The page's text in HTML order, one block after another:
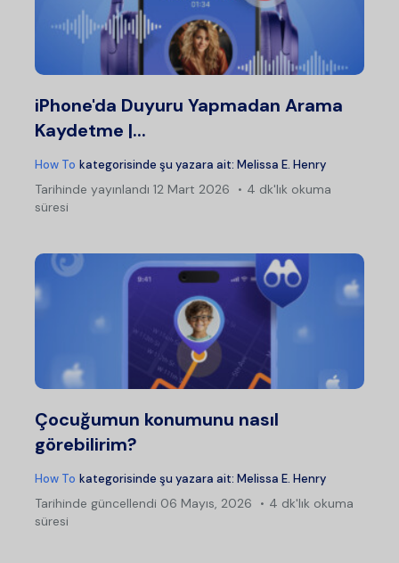
iPhone'da Duyuru Yapmadan Arama
Kaydetme |...
How To kategorisinde şu yazara ait: Melissa E. Henry
Tarihinde yayınlandı 12 Mart 2026
4 dk'lık okuma
süresi
Çocuğumun konumunu nasıl
görebilirim?
How To kategorisinde şu yazara ait: Melissa E. Henry
Tarihinde güncellendi 06 Mayıs, 2026
4 dk'lık okuma
süresi